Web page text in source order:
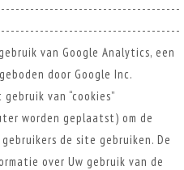
van Google Analytics, een
door Google Inc.
van “cookies”
worden geplaatst) om de
de site gebruiken. De
over Uw gebruik van de